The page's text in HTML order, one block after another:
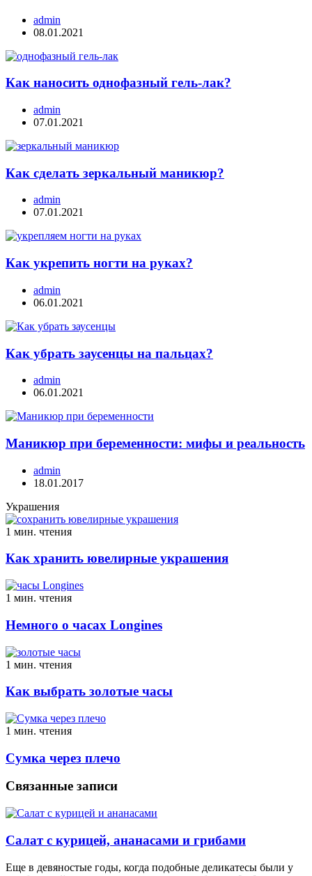
admin
08.01.2021
Как наносить однофазный гель-лак?
admin
07.01.2021
Как сделать зеркальный маникюр?
admin
07.01.2021
Как укрепить ногти на руках?
admin
06.01.2021
Как убрать заусенцы на пальцах?
admin
06.01.2021
Маникюр при беременности: мифы и реальность
admin
18.01.2017
Украшения
1 мин. чтения
Как хранить ювелирные украшения
1 мин. чтения
Немного о часах Longines
1 мин. чтения
Как выбрать золотые часы
1 мин. чтения
Сумка через плечо
Связанные записи
Салат с курицей, ананасами и грибами
Еще в девяностые годы, когда подобные деликатесы были у